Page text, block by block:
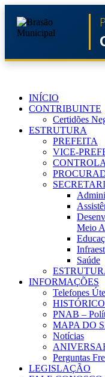
INÍCIO
CONTRIBUINTE
Certidões
ESTRUTURA
PREFEITA
VICE-
Meio
Saúde
INFORMAÇÕES
Telefones
PNAB –
MAPA DO
Notícias
Perguntas
LEGISLAÇÃO